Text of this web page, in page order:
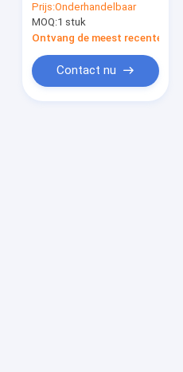
Encryption HD-MI
Input
Prijs:Onderhandelbaar
MOQ:1 stuk
Ontvang de meest recente
Contact nu